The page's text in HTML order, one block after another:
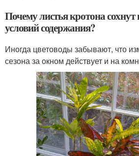
Почему листья кротона
условий содержания?
Иногда цветоводы забывают, что
сезона за окном действует и на